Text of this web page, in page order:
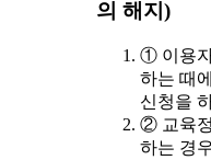
의 해지)
① 이용
하는 때
신청을
② 교육
하는 경